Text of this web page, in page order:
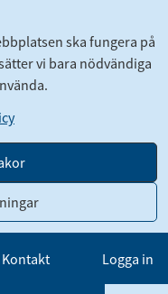
ska fungera på
vi bara nödvändiga
Kontakt Logga in